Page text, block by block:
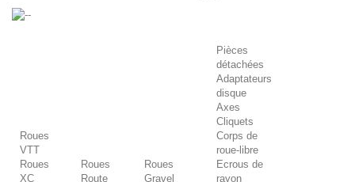
-
Roues
VTT
Roues
XC
Roues
Route
Roues
Gravel
Pièces
détachées
Adaptateurs
disque
Axes
Cliquets
Corps de
roue-libre
Ecrous de
rayon